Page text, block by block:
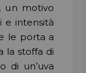
un motivo
e intensità
le porta a
la stoffa di
di un’uva